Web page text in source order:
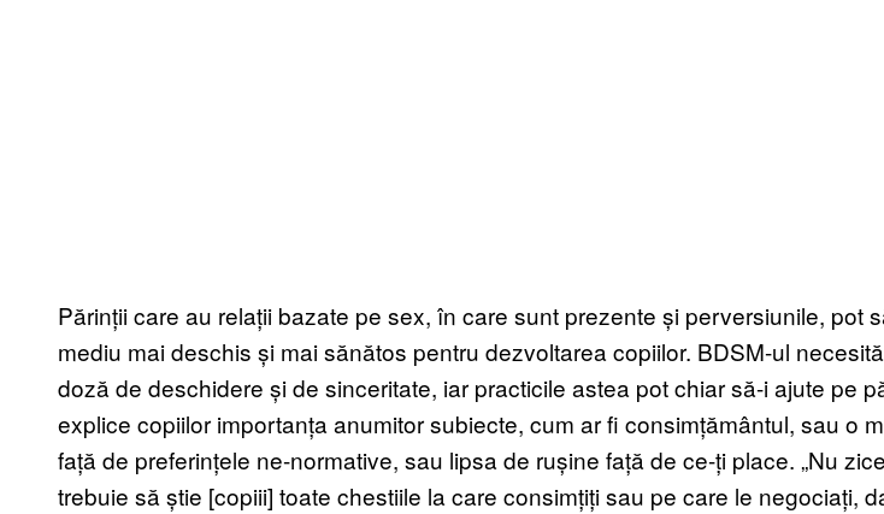
Părinții care au relații bazate pe sex, în care sunt prezente și perversiunile, pot
mediu mai deschis și mai sănătos pentru dezvoltarea copiilor. BDSM-ul
doză de deschidere și de sinceritate, iar practicile astea pot chiar să-i ajute pe
explice copiilor importanța anumitor subiecte, cum ar fi consimțământul, sau o
față de preferințele ne-normative, sau lipsa de rușine față de ce-ți place. „Nu
trebuie să știe [copiii] toate chestiile la care consimțiți sau pe care le negociați,